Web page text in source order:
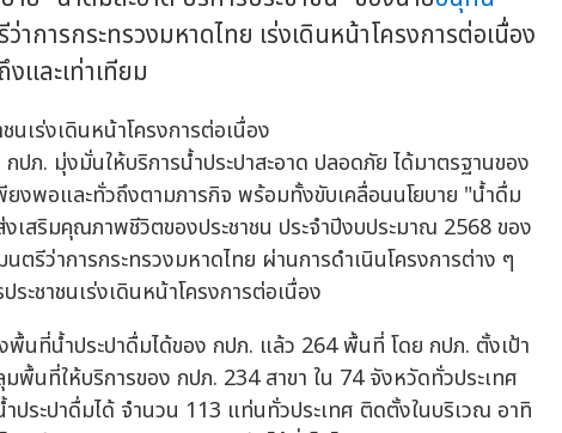
าการกระทรวงมหาดไทย เร่งเดินหน้าโครงการต่อเนื่อง
และเท่าเทียม
ภ. มุ่งมั่นให้บริการน้ำประปาสะอาด ปลอดภัย ได้มาตรฐานของ
ยงพอและทั่วถึงตามภารกิจ พร้อมทั้งขับเคลื่อนนโยบาย "น้ำดื่ม
งเสริมคุณภาพชีวิตของประชาชน ประจำปีงบประมาณ 2568 ของ
รีว่าการกระทรวงมหาดไทย ผ่านการดำเนินโครงการต่าง ๆ
พื้นที่น้ำประปาดื่มได้ของ กปภ. แล้ว 264 พื้นที่ โดย กปภ. ตั้งเป้า
พื้นที่ให้บริการของ กปภ. 234 สาขา ใน 74 จังหวัดทั่วประเทศ
ประปาดื่มได้ จำนวน 113 แท่นทั่วประเทศ ติดตั้งในบริเวณ อาทิ